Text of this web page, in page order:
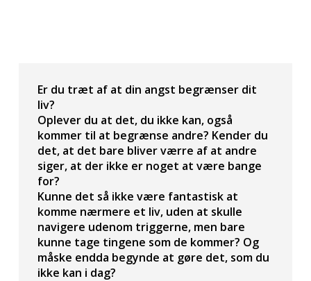
Er du træt af at din angst begrænser dit
liv?
Oplever du at det, du ikke kan, også
kommer til at begrænse andre? Kender du
det, at det bare bliver værre af at andre
siger, at der ikke er noget at være bange
for?
Kunne det så ikke være fantastisk at
komme nærmere et liv, uden at skulle
navigere udenom triggerne, men bare
kunne tage tingene som de kommer? Og
måske endda begynde at gøre det, som du
ikke kan i dag?